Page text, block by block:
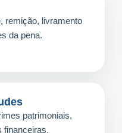
remição, livramento
da pena.
patrimoniais,
financeiras.